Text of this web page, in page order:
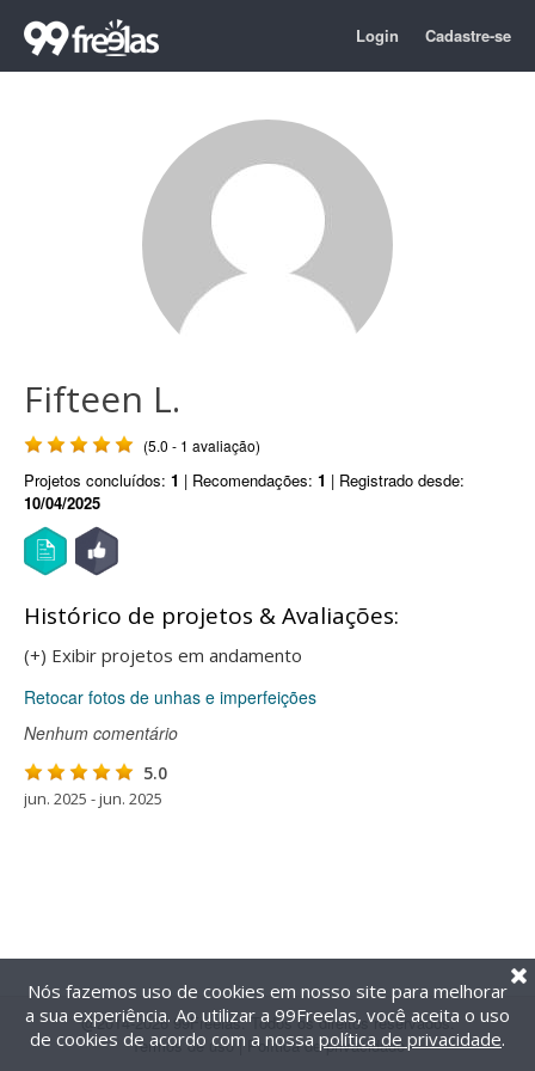
Login Cadastre-se
Fifteen L.
(5.0 - 1 avaliação)
Projetos concluídos: 1 | Recomendações: 1 | Registrado desde:
10/04/2025
Histórico de projetos & Avaliações:
(+) Exibir projetos em andamento
Retocar fotos de unhas e imperfeições
Nenhum comentário
5.0
jun. 2025 - jun. 2025
@2014-2026 99Freelas. Todos os direitos reservados.
Termos de uso| Política de privacidade
Nós fazemos uso de cookies em nosso site para melhorar
a sua experiência. Ao utilizar a 99Freelas, você aceita o uso
de cookies de acordo com a nossa política de privacidade.